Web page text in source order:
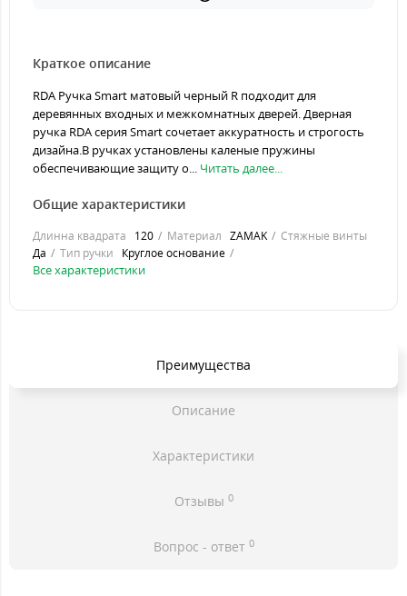
Краткое описание
RDA Ручка Smart матовый черный R подходит для
деревянных входных и межкомнатных дверей. Дверная
ручка RDA серия Smart сочетает аккуратность и строгость
дизайна.В ручках установлены каленые пружины
обеспечивающие защиту о... Читать далее...
Общие характеристики
Длинна квадрата 120 Материал ZAMAK
Стяжные винты
Да
Тип ручки Круглое основание
Все характеристики
Преимущества
Описание
Характеристики
Отзывы 0
Вопрос - ответ 0